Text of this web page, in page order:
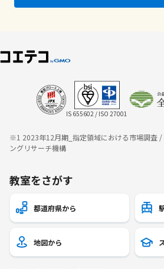
IS 655602 / ISO 27001
※1 2023年12月期_指定領域における市場調査 /
ングリサーチ機構
教室をさがす
都道府県から
地図から